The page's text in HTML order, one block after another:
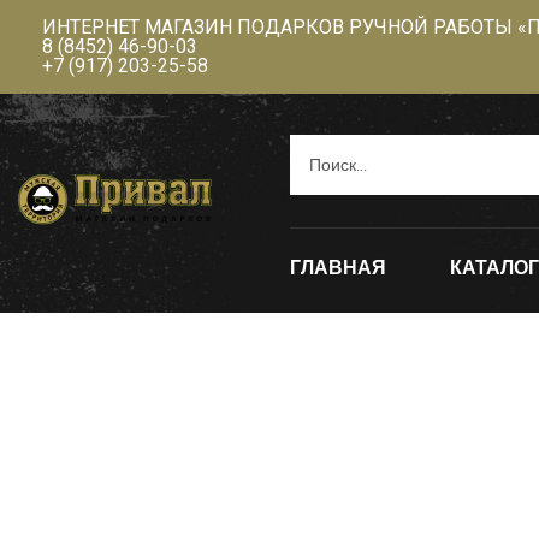
ИНТЕРНЕТ МАГАЗИН ПОДАРКОВ РУЧНОЙ РАБОТЫ
8 (8452) 46-90-03
+7 (917) 203-25-58
ГЛАВНАЯ КАТАЛОГ